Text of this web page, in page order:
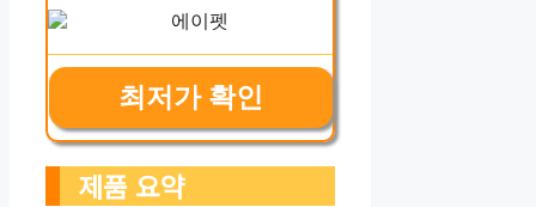
최저가 확인
제품 요약